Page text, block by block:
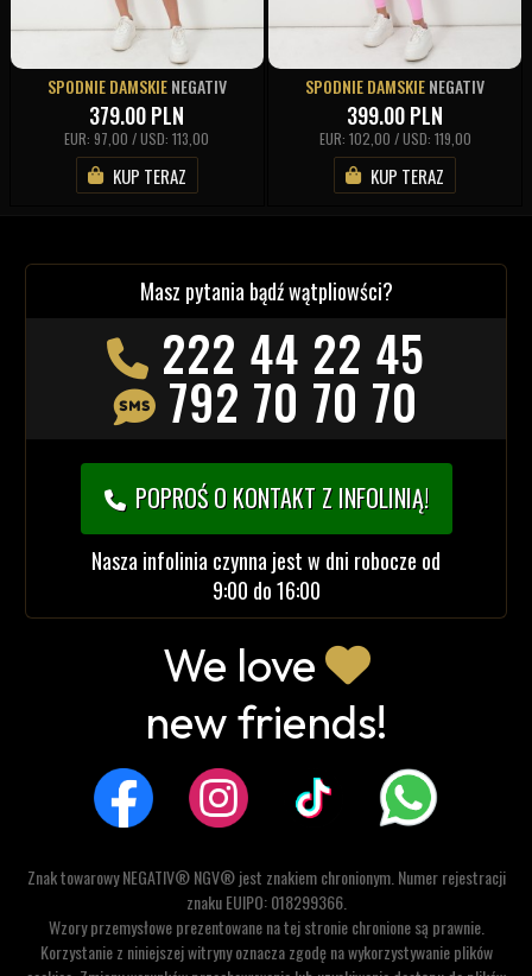
SPODNIE DAMSKIENEGATIV
379.00PLN
EUR: 97,00 / USD: 113,00
KUP TERAZ
SPODNIE DAMSKIENEGATIV
399.00PLN
EUR: 102,00 / USD: 119,00
KUP TERAZ
Masz pytania bądź wątpliowści?
222 44 22 45
792 70 70 70
POPROŚ O KONTAKT Z INFOLINIĄ!
Nasza infolinia czynna jest w dni robocze od
9:00 do 16:00
We love
new friends!
Znak towarowy NEGATIV® NGV® jest znakiem chronionym. Numer rejestracji
znaku EUIPO: 018299366.
Wzory przemysłowe prezentowane na tej stronie chronione są prawnie.
Korzystanie z niniejszej witryny oznacza zgodę na wykorzystywanie plików